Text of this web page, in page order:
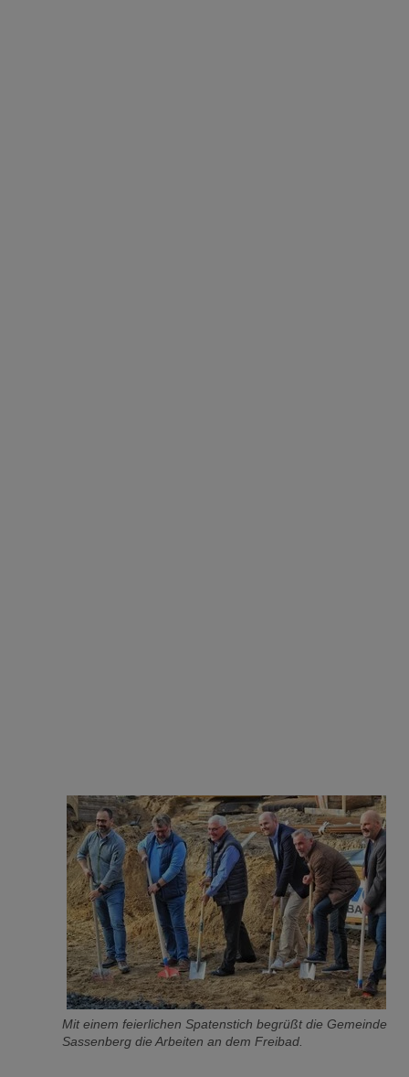
Mit einem feierlichen Spatenstich begrüßt die Gemeinde
Sassenberg die Arbeiten an dem Freibad.